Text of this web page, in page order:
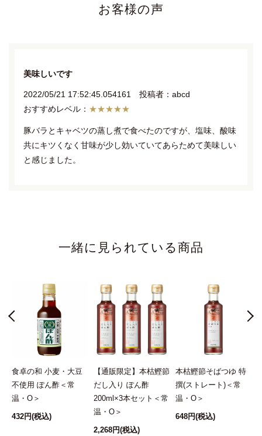
お客様の声
美味しいです
2022/05/21 17:52:45.054161 投稿者：abcd
★★★★★
豚バラとキャベツの蒸し煮で食べたのですが、塩味、酸味
共にキツくなく甘味が少し効いていてあらためて美味しい
と感じました。
一緒に見られている商品
食卓の和 小麦・大豆
不使用 ぽん酢＜常
温・O＞
432円(税込)
【通販限定】本枯鰹節
だし入り ぽん酢
200ml×3本セット＜常
温・O＞
2,268円(税込)
本枯鰹節そばつゆ 特
撰(ストレート)＜常
温・O＞
648円(税込)